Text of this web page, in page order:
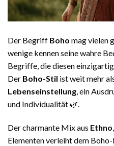
Der Begriff Boho mag vielen
wenige kennen seine wahre
Begriffe, die diesen
Der Boho-Stil ist weit mehr
Lebenseinstellung, ein
und Individualität 🌿.
Der charmante Mix aus Ethno,
Elementen verleiht dem